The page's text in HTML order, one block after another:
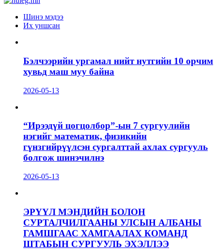
Шинэ мэдээ
Их уншсан
Бэлчээрийн ургамал нийт нутгийн 10 орчим
хувьд маш муу байна
2026-05-13
“Ирээдүй цогцолбор”-ын 7 сургуулийн
нэгийг математик, физикийн
гүнзгийрүүлсэн сургалттай ахлах сургууль
болгож шинэчилнэ
2026-05-13
ЭРҮҮЛ МЭНДИЙН БОЛОН
СУРТАЛЧИЛГААНЫ УЛСЫН АЛБАНЫ
ГАМШГААС ХАМГААЛАХ КОМАНД
ШТАБЫН СУРГУУЛЬ ЭХЭЛЛЭЭ